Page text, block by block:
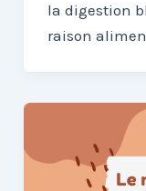
la digestion
raison